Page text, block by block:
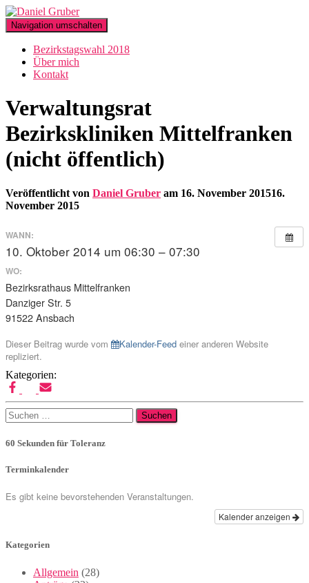
Navigation umschalten
Bezirkstagswahl 2018
Über mich
Kontakt
Verwaltungsrat
Bezirkskliniken Mittelfranken
(nicht öffentlich)
Veröffentlicht von Daniel Gruber am 16. November 201516.
November 2015
WANN:
10. Oktober 2014 um 06:30 – 07:30
WO:
Bezirksrathaus Mittelfranken
Danziger Str. 5
91522 Ansbach
Dieser Beitrag wurde vom Kalender-Feed einer anderen Website
repliziert.
Kategorien:
Suchen
nach:
60 Sekunden für Toleranz
Terminkalender
Es gibt keine bevorstehenden Veranstaltungen.
Kalender anzeigen
Kategorien
Allgemein (28)